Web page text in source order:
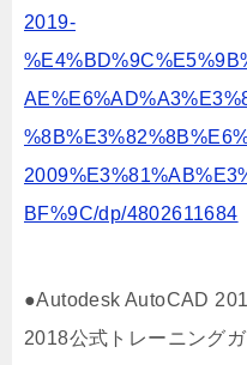
2019-
BF%9C/dp/4802611684
●Autodesk AutoCAD
2018公式トレーニング